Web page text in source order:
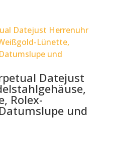
Datejust
Rolex-
und